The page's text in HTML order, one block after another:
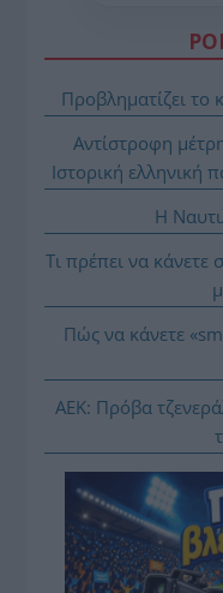
Προβληματίζει
Αντίστροφη
Ιστορική ελληνική
Η
Τι πρέπει να
Πώς να κάνετε
ΑΕΚ: Πρόβα